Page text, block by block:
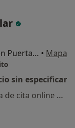
Calle de las Alpujarras 41, local 3 en Puerta de Pinto, Pinto • Mapa
sin especificar
Este especialista no ofrece reserva de cita online en esta dirección.